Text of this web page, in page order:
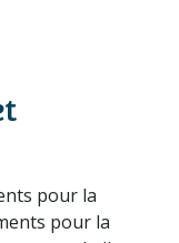
pour la
pour la